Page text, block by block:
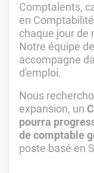
Comptalents,
en
chaque jour de
Notre équipe
accompagne
d'emploi.
Nous
expansion, un
pourra
de comptable
poste basé en